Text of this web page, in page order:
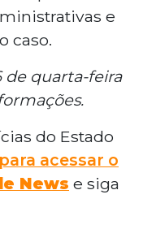
e
caso.
de quarta-feira
do Estado
acessar o
News e siga